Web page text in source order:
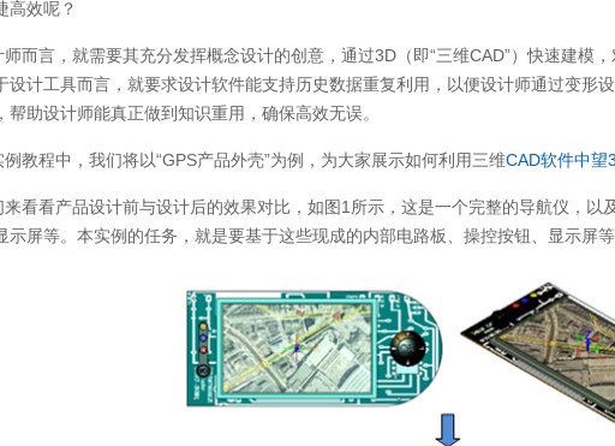
高效呢？
而言，就需要其充分发挥概念设计的创意，通过3D（即“三维CAD”）快速建模
设计工具而言，就要求设计软件能支持历史数据重复利用，以便设计师通过变形
帮助设计师能真正做到知识重用，确保高效无误。
教程中，我们将以“GPS产品外壳”为例，为大家展示如何利用三维CAD软件中望
看看产品设计前与设计后的效果对比，如图1所示，这是一个完整的导航仪，以
示屏等。本实例的任务，就是要基于这些现成的内部电路板、操控按钮、显示屏等